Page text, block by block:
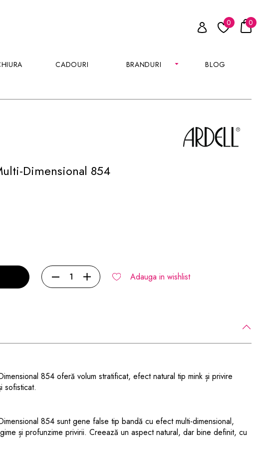
0 0
CADOURI BRANDURI BLOG
Dimensional 854
Adauga in wishlist
854 oferă volum stratificat, efect natural tip mink și privire
sofisticat.
854 sunt gene false tip bandă cu efect multi-dimensional,
și profunzime privirii. Creează un aspect natural, dar bine definit, cu